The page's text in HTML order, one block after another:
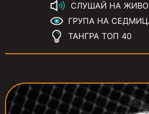
СЛУШАЙ НА ЖИВО
ГРУПА НА
ТАНГРА ТОП 40